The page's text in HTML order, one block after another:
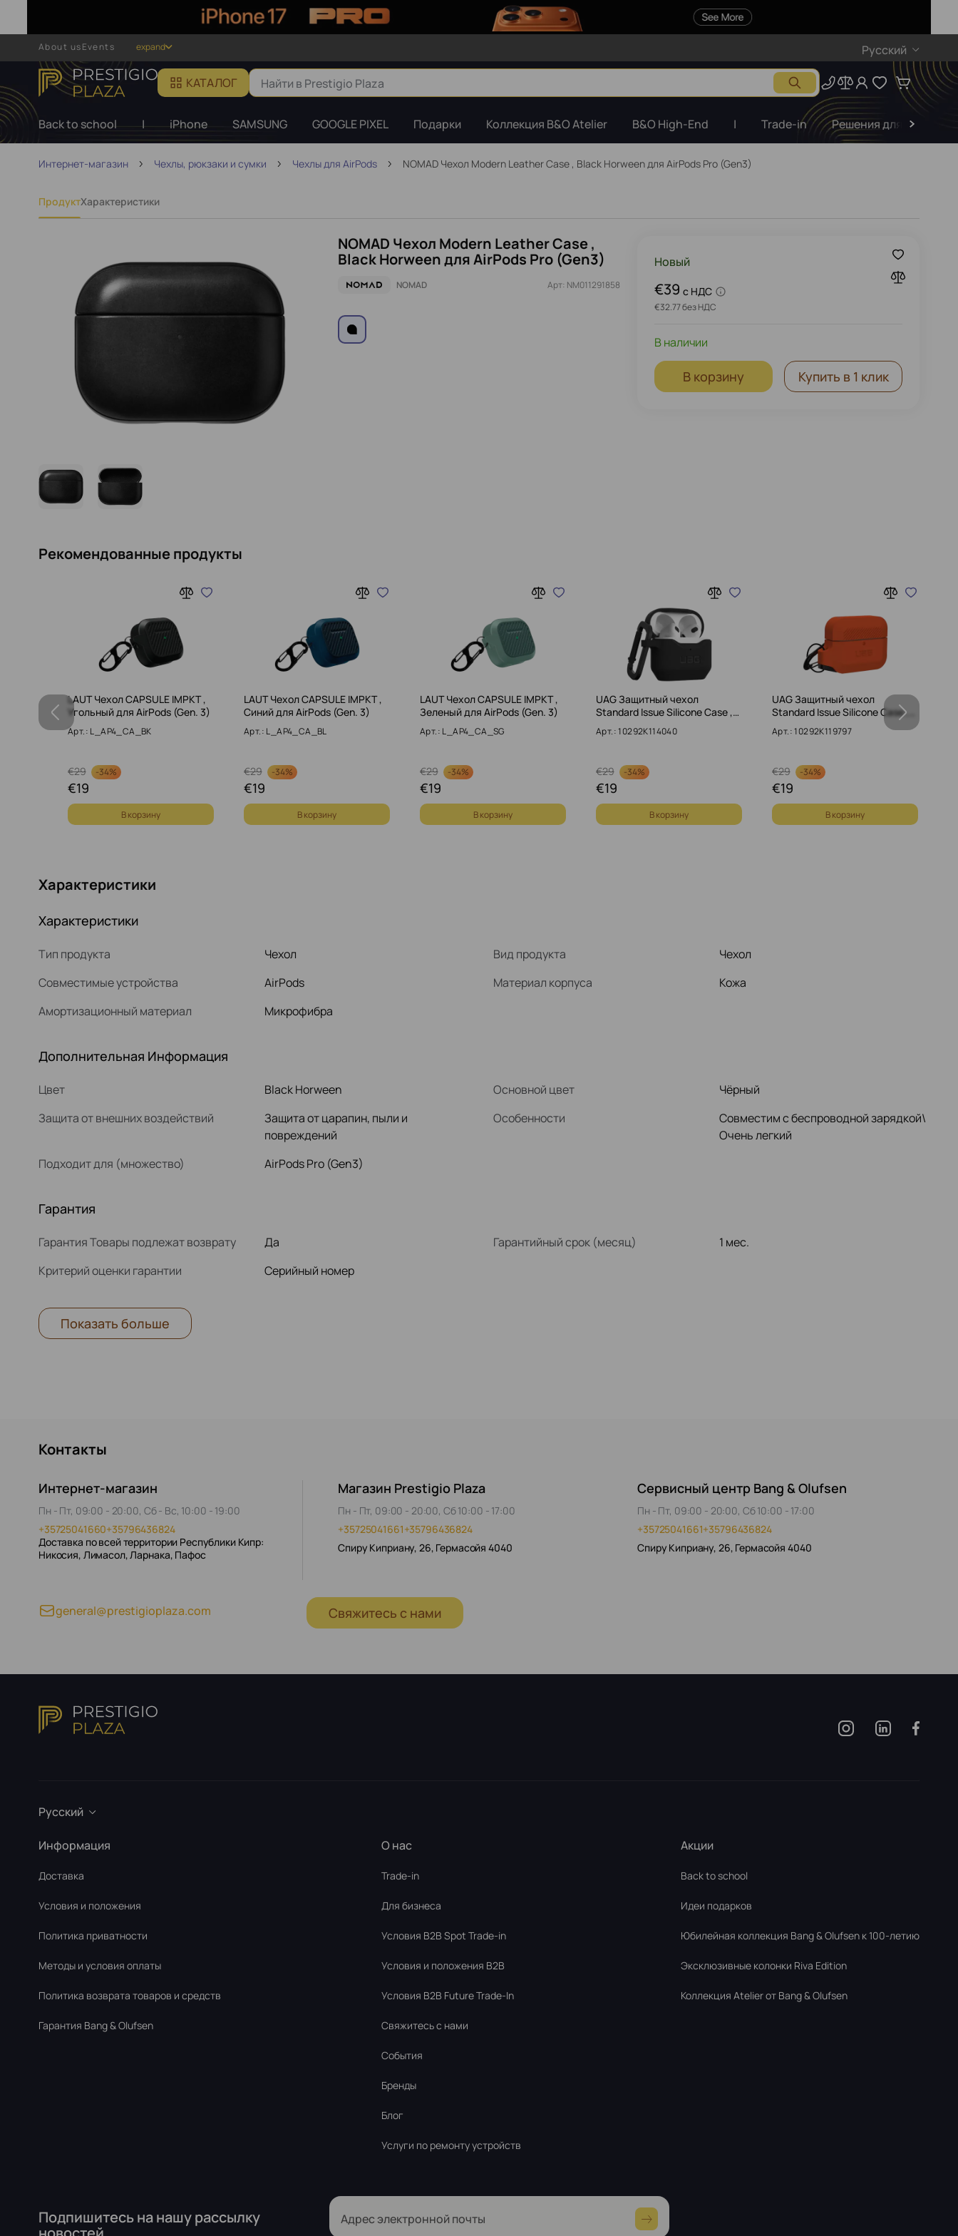
About usEvents expand Русский
КАТАЛОГ
Back to school | iPhone SAMSUNG GOOGLE PIXEL Подарки Коллекция B&O Atelier B&O High-End | Trade-in Решения для бизнеса
Интернет-магазин Чехлы, рюкзаки и сумки Чехлы для AirPods NOMAD Чехол Modern Leather Case , Black Horween для AirPods Pro (Gen3)
ПродуктХарактеристики
NOMAD Чехол Modern Leather Case ,
Black Horween для AirPods Pro (Gen3)
NOMAD Арт: NM011291858
Новый
€39 c НДС
€32.77 без НДС
В наличии
В корзину Купить в 1 клик
Рекомендованные продукты
LAUT Чехол CAPSULE IMPKT ,
Угольный для AirPods (Gen. 3)
Арт.: L_AP4_CA_BK
29
€ -34%
19
€
В корзину
LAUT Чехол CAPSULE IMPKT ,
Синий для AirPods (Gen. 3)
Арт.: L_AP4_CA_BL
29
€ -34%
19
€
В корзину
LAUT Чехол CAPSULE IMPKT ,
Зеленый для AirPods (Gen. 3)
Арт.: L_AP4_CA_SG
29
€ -34%
19
€
В корзину
UAG Защитный чехол
Standard Issue Silicone Case ,…
Арт.: 10292K114040
29
€ -34%
19
€
В корзину
UAG Защитный чехол
Standard Issue Silicone Case ,…
Арт.: 10292K119797
29
€ -34%
19
€
В корзину
Характеристики
Характеристики
Тип продукта Чехол Вид продукта
Чехол
Совместимые устройства
AirPods Материал корпуса
Кожа
Амортизационный материал
Микрофибра
Дополнительная Информация
Цвет Black Horween Основной цвет
Чёрный
Защита от внешних воздействий
Защита от царапин, пыли и
повреждений
Особенности
Совместим с беспроводной зарядкой\
Очень легкий
Подходит для (множество)
AirPods Pro (Gen3)
Гарантия
Гарантия Товары подлежат возврату Да Гарантийный срок (месяц)
1 мес.
Критерий оценки гарантии
Серийный номер
Показать больше
Контакты
Интернет-магазин
Пн - Пт, 09:00 - 20:00, Сб - Вс, 10:00 - 19:00
+35725041660+35796436824
Доставка по всей территории Республики Кипр:
Никосия, Лимасол, Ларнака, Пафос
Магазин Prestigio Plaza
Пн - Пт, 09:00 - 20:00, Сб 10:00 - 17:00
+35725041661+35796436824
Спиру Киприану, 26, Гермасойя 4040
Сервисный центр Bang & Olufsen
Пн - Пт, 09:00 - 20:00, Сб 10:00 - 17:00
+35725041661+35796436824
Спиру Киприану, 26, Гермасойя 4040
general@prestigioplaza.com Свяжитесь с нами
Русский
Информация
Доставка
Условия и положения
Политика приватности
Методы и условия оплаты
Политика возврата товаров и средств
Гарантия Bang & Olufsen
О нас
Trade-in
Для бизнеса
Условия В2В Spot Trade-in
Условия и положения B2B
Условия B2B Future Trade-In
Свяжитесь с нами
События
Бренды
Блог
Услуги по ремонту устройств
Акции
Back to school
Идеи подарков
Юбилейная коллекция Bang & Olufsen к 100-летию
Эксклюзивные колонки Riva Edition
Коллекция Atelier от Bang & Olufsen
Подпишитесь на нашу рассылку
Адрес электронной почты